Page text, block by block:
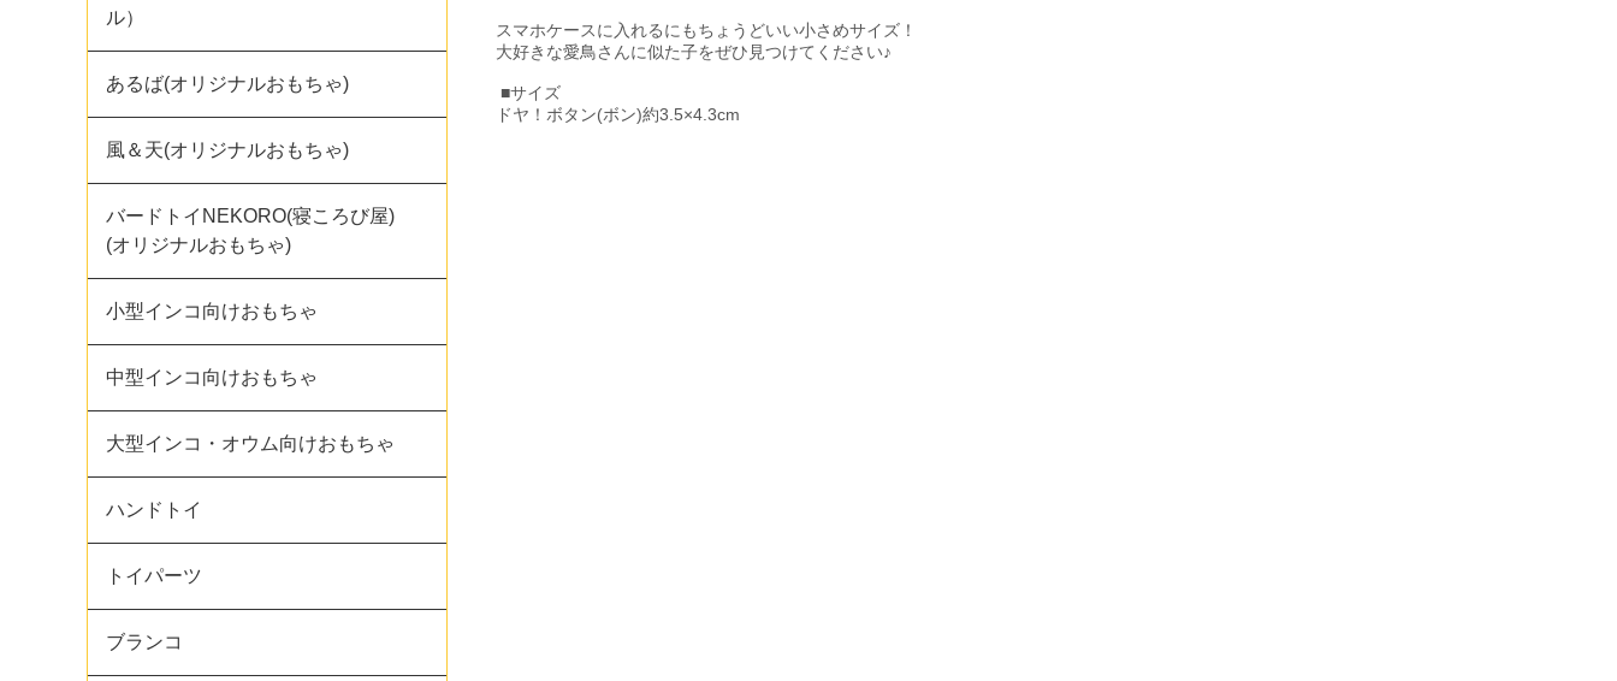
スマホケースに入れるにもちょうどいい小さめサイズ！
大好きな愛鳥さんに似た子をぜひ見つけてください♪
■サイズ
ドヤ！ボタン(ボン)約3.5×4.3cm
ル）
あるば(オリジナルおもちゃ)
風＆天(オリジナルおもちゃ)
バードトイNEKORO(寝ころび屋)
(オリジナルおもちゃ)
小型インコ向けおもちゃ
中型インコ向けおもちゃ
大型インコ・オウム向けおもちゃ
ハンドトイ
トイパーツ
ブランコ